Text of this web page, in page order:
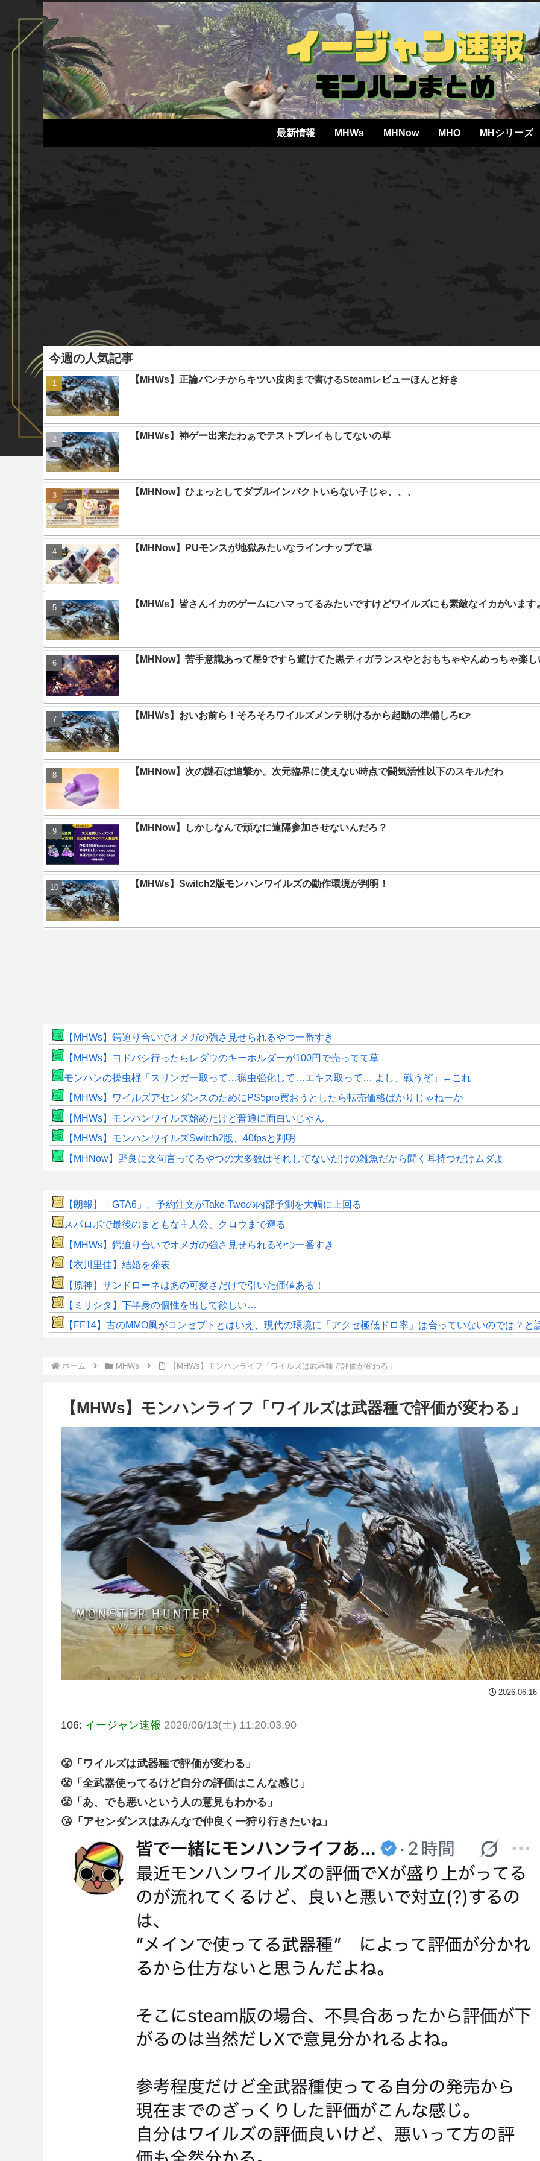
最新情報 MHWs MHNow MHO MHシリーズ
今週の人気記事
【MHWs】正論パンチからキツい皮肉まで書けるSteamレビューほんと好き
【MHWs】神ゲー出来たわぁでテストプレイもしてないの草
【MHNow】ひょっとしてダブルインパクトいらない子じゃ、、、
【MHNow】PUモンスが地獄みたいなラインナップで草
【MHWs】皆さんイカのゲームにハマってるみたいですけどワイルズにも素敵なイカがいます
【MHNow】苦手意識あって星9ですら避けてた黒ティガランスやとおもちゃやんめっちゃ楽し
【MHWs】おいお前ら！そろそろワイルズメンテ明けるから起動の準備しろ👉
【MHNow】次の謎石は追撃か。次元臨界に使えない時点で闘気活性以下のスキルだわ
【MHNow】しかしなんで頑なに遠隔参加させないんだろ？
【MHWs】Switch2版モンハンワイルズの動作環境が判明！
【MHWs】鍔迫り合いでオメガの強さ見せられるやつ一番すき
【MHWs】ヨドバシ行ったらレダウのキーホルダーが100円で売ってて草
モンハンの操虫棍「スリンガー取って…猟虫強化して…エキス取って… よし、戦うぞ」←これ
【MHWs】ワイルズアセンダンスのためにPS5pro買おうとしたら転売価格ばかりじゃねーか
【MHWs】モンハンワイルズ始めたけど普通に面白いじゃん
【MHWs】モンハンワイルズSwitch2版、40fpsと判明
【MHNow】野良に文句言ってるやつの大多数はそれしてないだけの雑魚だから聞く耳持つだけムダよ
【朗報】「GTA6」、予約注文がTake-Twoの内部予測を大幅に上回る
スパロボで最後のまともな主人公、クロウまで遡る
【MHWs】鍔迫り合いでオメガの強さ見せられるやつ一番すき
【衣川里佳】結婚を発表
【原神】サンドローネはあの可愛さだけで引いた価値ある！
【ミリシタ】下半身の個性を出して欲しい…
【FF14】古のMMO風がコンセプトとはいえ、現代の環境に「アクセ極低ドロ率」は合っていないのでは？と
ホーム MHWs 【MHWs】モンハンライフ「ワイルズは武器種で評価が変わる」
【MHWs】モンハンライフ「ワイルズは武器種で評価が変わる」
2026.06.16
106: イージャン速報 2026/06/13(土) 11:20:03.90
😤「ワイルズは武器種で評価が変わる」
😤「全武器使ってるけど自分の評価はこんな感じ」
😤「あ、でも悪いという人の意見もわかる」
😘「アセンダンスはみんなで仲良く一狩り行きたいね」